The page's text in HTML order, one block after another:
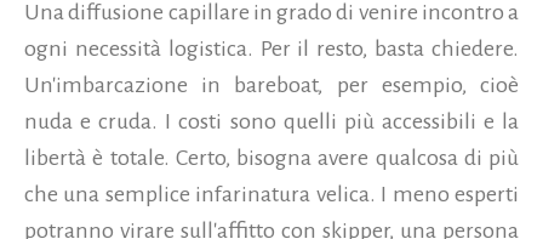
Una diffusione capillare in grado di venire incontro a
ogni necessità logistica. Per il resto, basta chiedere.
Un'imbarcazione in bareboat, per esempio, cioè
nuda e cruda. I costi sono quelli più accessibili e la
libertà è totale. Certo, bisogna avere qualcosa di più
che una semplice infarinatura velica. I meno esperti
potranno virare sull'affitto con skipper, una persona